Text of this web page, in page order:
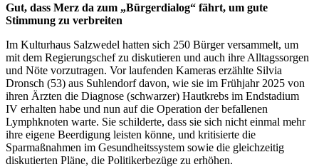
Gut, dass Merz da zum „Bürgerdialog“ fährt, um gute
Stimmung zu verbreiten
Im Kulturhaus Salzwedel hatten sich 250 Bürger versammelt, um
mit dem Regierungschef zu diskutieren und auch ihre Alltagssorgen
und Nöte vorzutragen. Vor laufenden Kameras erzählte Silvia
Dronsch (53) aus Suhlendorf davon, wie sie im Frühjahr 2025 von
ihren Ärzten die Diagnose (schwarzer) Hautkrebs im Endstadium
IV erhalten habe und nun auf die Operation der befallenen
Lymphknoten warte. Sie schilderte, dass sie sich nicht einmal mehr
ihre eigene Beerdigung leisten könne, und kritisierte die
Sparmaßnahmen im Gesundheitssystem sowie die gleichzeitig
diskutierten Pläne, die Politikerbezüge zu erhöhen.